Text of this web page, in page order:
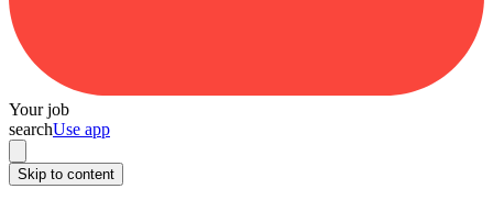
Your job
searchUse app
Skip to content